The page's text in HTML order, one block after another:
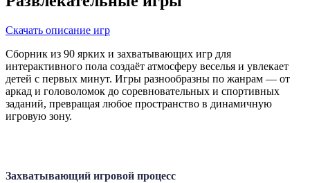
Скачать описание игр
Сборник из 90 ярких и захватывающих игр для
интерактивного пола создаёт атмосферу веселья и увлекает
детей с первых минут. Игры разнообразны по жанрам — от
аркад и головоломок до соревновательных и спортивных
заданий, превращая любое пространство в динамичную
игровую зону.
Захватывающий игровой процесс